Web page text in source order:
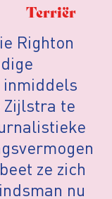
Terriër
Righton
te
ze zich
nu